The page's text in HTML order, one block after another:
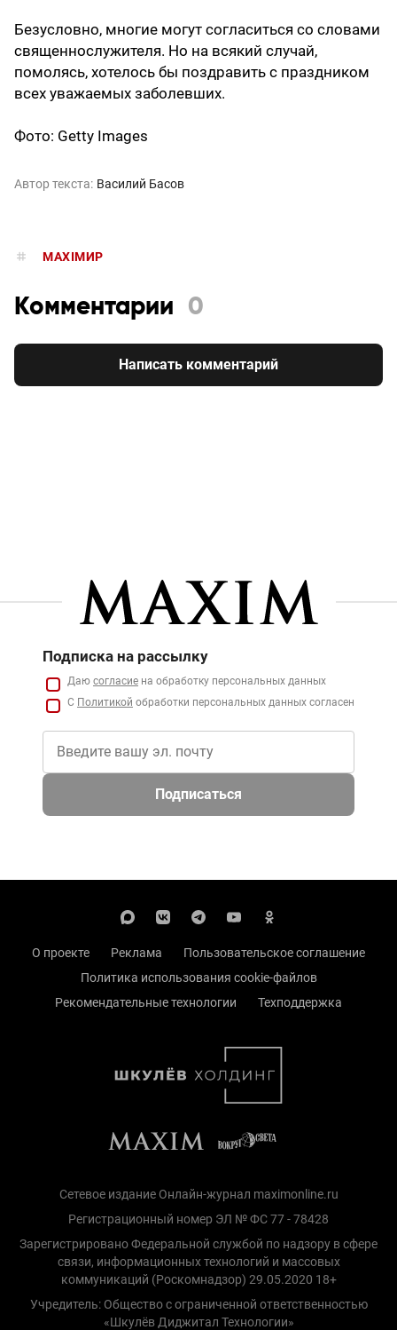
Безусловно, многие могут согласиться со словами
священнослужителя. Но на всякий случай,
помолясь, хотелось бы поздравить с праздником
всех уважаемых заболевших.
Фото: Getty Images
Автор текста: Василий Басов
MAXIMИР
Комментарии 0
Написать комментарий
Подписка на рассылку
Даю согласие на обработку персональных данных
С Политикой обработки персональных данных согласен
Подписаться
О проекте Реклама
Пользовательское соглашение
Политика использования cookie-файлов
Рекомендательные технологии
Техподдержка
Сетевое издание Онлайн-журнал maximonline.ru
Регистрационный номер ЭЛ № ФС 77 - 78428
Зарегистрировано Федеральной службой по надзору в сфере
связи, информационных технологий и массовых
коммуникаций (Роскомнадзор) 29.05.2020 18+
Учредитель: Общество с ограниченной ответственностью
«Шкулёв Диджитал Технологии»